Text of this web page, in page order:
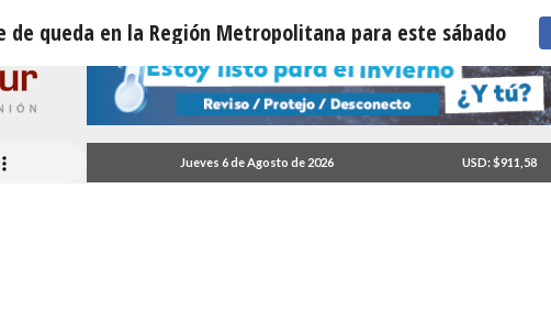
Jueves 6 de Agosto de 2026 USD: $911,58
de queda en la Región Metropolitana para este sábado
toque de queda en la Región